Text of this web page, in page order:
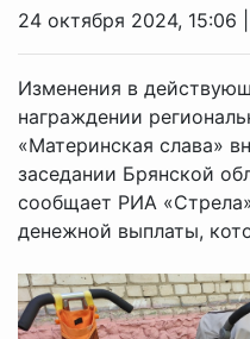
24 октября 2024, 15:06 |
Изменения в
награждении
«Материнская слава»
заседании Брянской
сообщает РИА
денежной выплаты,